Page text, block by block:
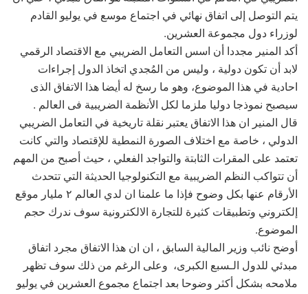
يتم التوصل إلى اتفاق نهائي في اجتماع موسع في يوليو القادم
لوزراء دول مجموعة العشرين.
أكد المنير مجددا أن اسس التعامل الضريبي مع الاقتصاد الرقمي
لابد أن تكون دولية ، وليس من المُجدي اتخاذ الدول إجراءات
احادية في هذا الموضوع، وهو ما رسخ له أيضا هذا الاتفاق الذى
سيصبح نموذجا دوليا ملزما لكل الأنظمة الضريبية فى العالم .
قال المنير ان هذا الاتفاق يعتبر نقلة تاريخية في التعامل الضريبي
الدولي ، خاصة مع اختلاف الصورة النمطية للإقتصاد والتي كانت
تعتمد على المقرات الثابتة والتواجد الفعلي ، حيث أصبح من المهم
أن تتواكب النظم الضريبية مع التكنولوجيا الحديثة التي تتحدث
الأرقام عنها بكل وضوح فإذا ما علمنا ان لدي العالم ٢ مليار موقع
إلكتروني وتطبيقات كثيرة للتجارة الالكترونية سوف ندرك حجم
الموضوع.
أوضح نائب وزير المالية السابق ، ان ان هذا الاتفاق مجرد اتفاق
مبدئي للدول الـسبع الكبرى، وعلى الرغم من ذلك سوف تظهر
ملامحه بشكل أكثر وضوحا بعد اجتماع مجموع العشرين في يوليو